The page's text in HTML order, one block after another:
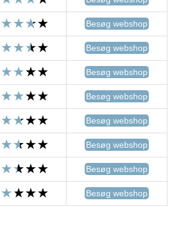
Besøg webshop
Besøg webshop
Besøg webshop
Besøg webshop
Besøg webshop
Besøg webshop
Besøg webshop
Besøg webshop